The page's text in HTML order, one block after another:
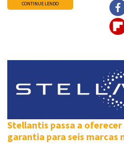
CONTINUE LENDO
Stellantis passa a
garantia para seis marcas